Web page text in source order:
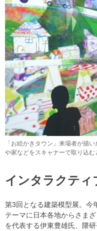
「お絵かきタウン」来場者が描
や家などをスキャナーで取り込
インタラクティ
第3回となる建築模型展。今
テーマに日本各地からさま
を代表する伊東豊雄氏、隈